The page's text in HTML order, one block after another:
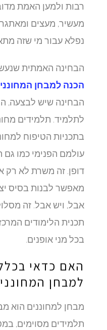
רבות ולמען האמת
מעשיר, מעצים
נפלא עבור מי שזה
הבחינה האמתית
הכנה למבחן המחוננים
הבחינה שיש לבצעה,
לתלמיד. תלמידים
בתכניות הטיפוח
עולמם הפנימי כמו גם
דופן. זה משרת לא רק
מאפשר לבנות בסיס
אבל, ויש אבל. זה
תכנית הלימודים
בכל מני אופנים.
האם כדאי
למבחן
מבחן למחוננים הוא
תלמידים מסוימים,